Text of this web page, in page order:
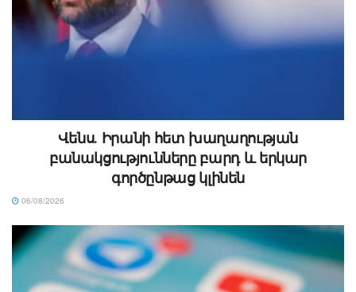
Վենս․ Իրանի հետ խաղաղության
բանակցությունները բարդ և երկար
գործընթաց կլինեն
06/08/2026